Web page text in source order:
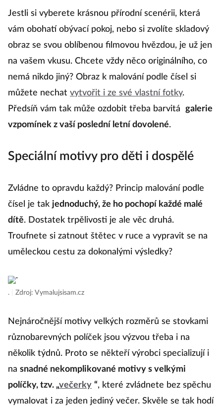
Jestli si vyberete krásnou přírodní scenérii, která
vám obohatí obývací pokoj, nebo si zvolíte skladový
obraz se svou oblíbenou filmovou hvězdou, je už jen
na vašem vkusu. Chcete vždy něco originálního, co
nemá nikdo jiný? Obraz k malování podle čísel si
můžete nechat vytvořit i ze své vlastní fotky.
Předsíň vám tak může ozdobit třeba barvitá
galerie
vzpomínek z vaší poslední letní dovolené.
Speciální motivy pro děti i dospělé
Zvládne to opravdu každý? Princip malování podle
čísel je tak jednoduchý, že ho pochopí každé malé
dítě. Dostatek trpělivosti je ale věc druhá.
Troufnete si zatnout štětec v ruce a vypravit se na
uměleckou cestu za dokonalými výsledky?
. Zdroj: Vymalujsisam.cz
Nejnáročnější motivy velkých rozměrů se stovkami
různobarevných políček jsou výzvou třeba i na
několik týdnů. Proto se někteří výrobci specializují i
na snadné nekomplikované motivy s velkými
políčky, tzv. „večerky “, které zvládnete bez spěchu
vymalovat i za jeden jediný večer. Skvěle se tak hodí